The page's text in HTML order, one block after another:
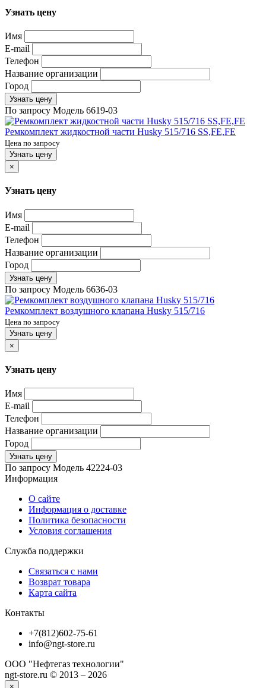
Узнать цену
Имя
E-mail
Телефон
Название организации
Город
Узнать цену
По запросу Модель 6619-03
Ремкомплект жидкостной части Husky 515/716 SS,FE,FE
Цена по запросу
Узнать цену
×
Узнать цену
Имя
E-mail
Телефон
Название организации
Город
Узнать цену
По запросу Модель 6636-03
Ремкомплект воздушного клапана Husky 515/716
Цена по запросу
Узнать цену
×
Узнать цену
Имя
E-mail
Телефон
Название организации
Город
Узнать цену
По запросу Модель 42224-03
Информация
О сайте
Информация о доставке
Политика безопасности
Условия соглашения
Служба поддержки
Связаться с нами
Возврат товара
Карта сайта
Контакты
+7(812)602-75-61
info@ngt-store.ru
ООО "Нефтегаз технологии"
ngt-store.ru © 2013 – 2026